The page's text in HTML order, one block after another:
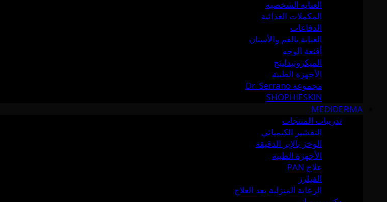
العناية الشخصية
المكملات الغذائية
الدفاعات
العناية بالفم والأسنان
أقنعة الوجه
الميكرونيدلينج
الأجهزة الطبية
مجموعة Dr. Serrano
SHOPHIESKIN
MEDIDERMA
تدريبات المنتجات
التقشير الكيميائي
الوخز بالإبر الدقيقة
الأجهزة الطبية
علاج PAN
الفيلرز
الرعاية المنزلية بعد العلاج